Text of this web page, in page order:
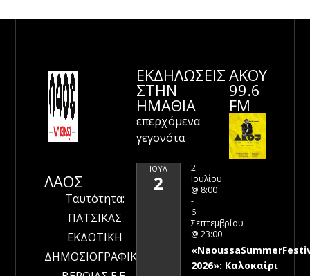
ΛΑΟΣ
Ταυτότητα:
ΠΑΤΣΙΚΑΣ
ΕΚΔΟΤΙΚΗ
ΔΗΜΟΣΙΟΓΡΑΦΙΚΗ
ΕΚΔΗΛΩΣΕΙΣ
ΣΤΗΝ
ΗΜΑΘΊΑ
επερχόμενα
γεγονότα
ΙΟΎΛ
2
2
Ιουλίου
@ 8:00
-
6
Σεπτεμβρίου
@ 23:00
2026»: Καλοκαίρι
ΑΚΟΥ
99.6
FM